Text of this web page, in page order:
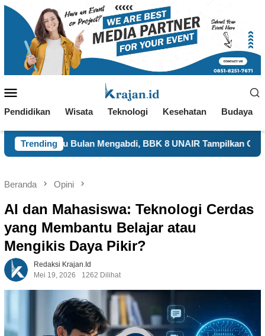
Loncat
Mobile
Pendidikan Wisata Teknologi Kesehatan Budaya
Trending
Mengabdi, BBK 8 UNAIR Tampilkan Capaian Program Kerja
Beranda Opini
AI dan Mahasiswa: Teknologi Cerdas
yang Membantu Belajar atau
Mengikis Daya Pikir?
Redaksi Krajan.id
Mei 19, 2026
1262 Dilihat